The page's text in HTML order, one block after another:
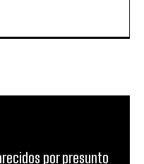
por presunto